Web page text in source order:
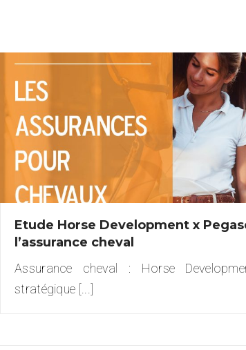
Etude Horse Development x
l’assurance cheval
Assurance cheval : Horse
stratégique [...]